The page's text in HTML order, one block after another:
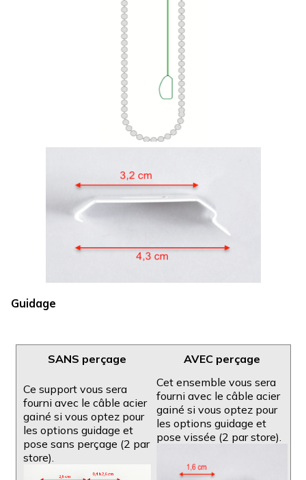
Guidage
SANS perçage AVEC perçage
Ce support vous sera
fourni avec le câble acier
gainé si vous optez pour
les options guidage et
pose sans perçage (2 par
store).
Cet ensemble vous sera
fourni avec le câble acier
gainé si vous optez pour
les options guidage et
pose vissée (2 par store).